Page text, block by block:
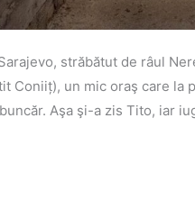
străbătut de râul
Coniiț), un mic oraş care la
Aşa şi-a zis Tito, iar